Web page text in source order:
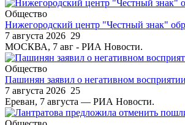
Общество
Нижегородский центр "Честный знак"
7 августа 2026 29
МОСКВА, 7 авг - РИА Новости.
Общество
Пашинян заявил о негативном
7 августа 2026 25
Ереван, 7 августа — РИА Новости.